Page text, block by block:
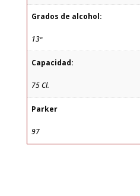
Grados de alcohol:
13º
Capacidad:
75 Cl.
Parker
97